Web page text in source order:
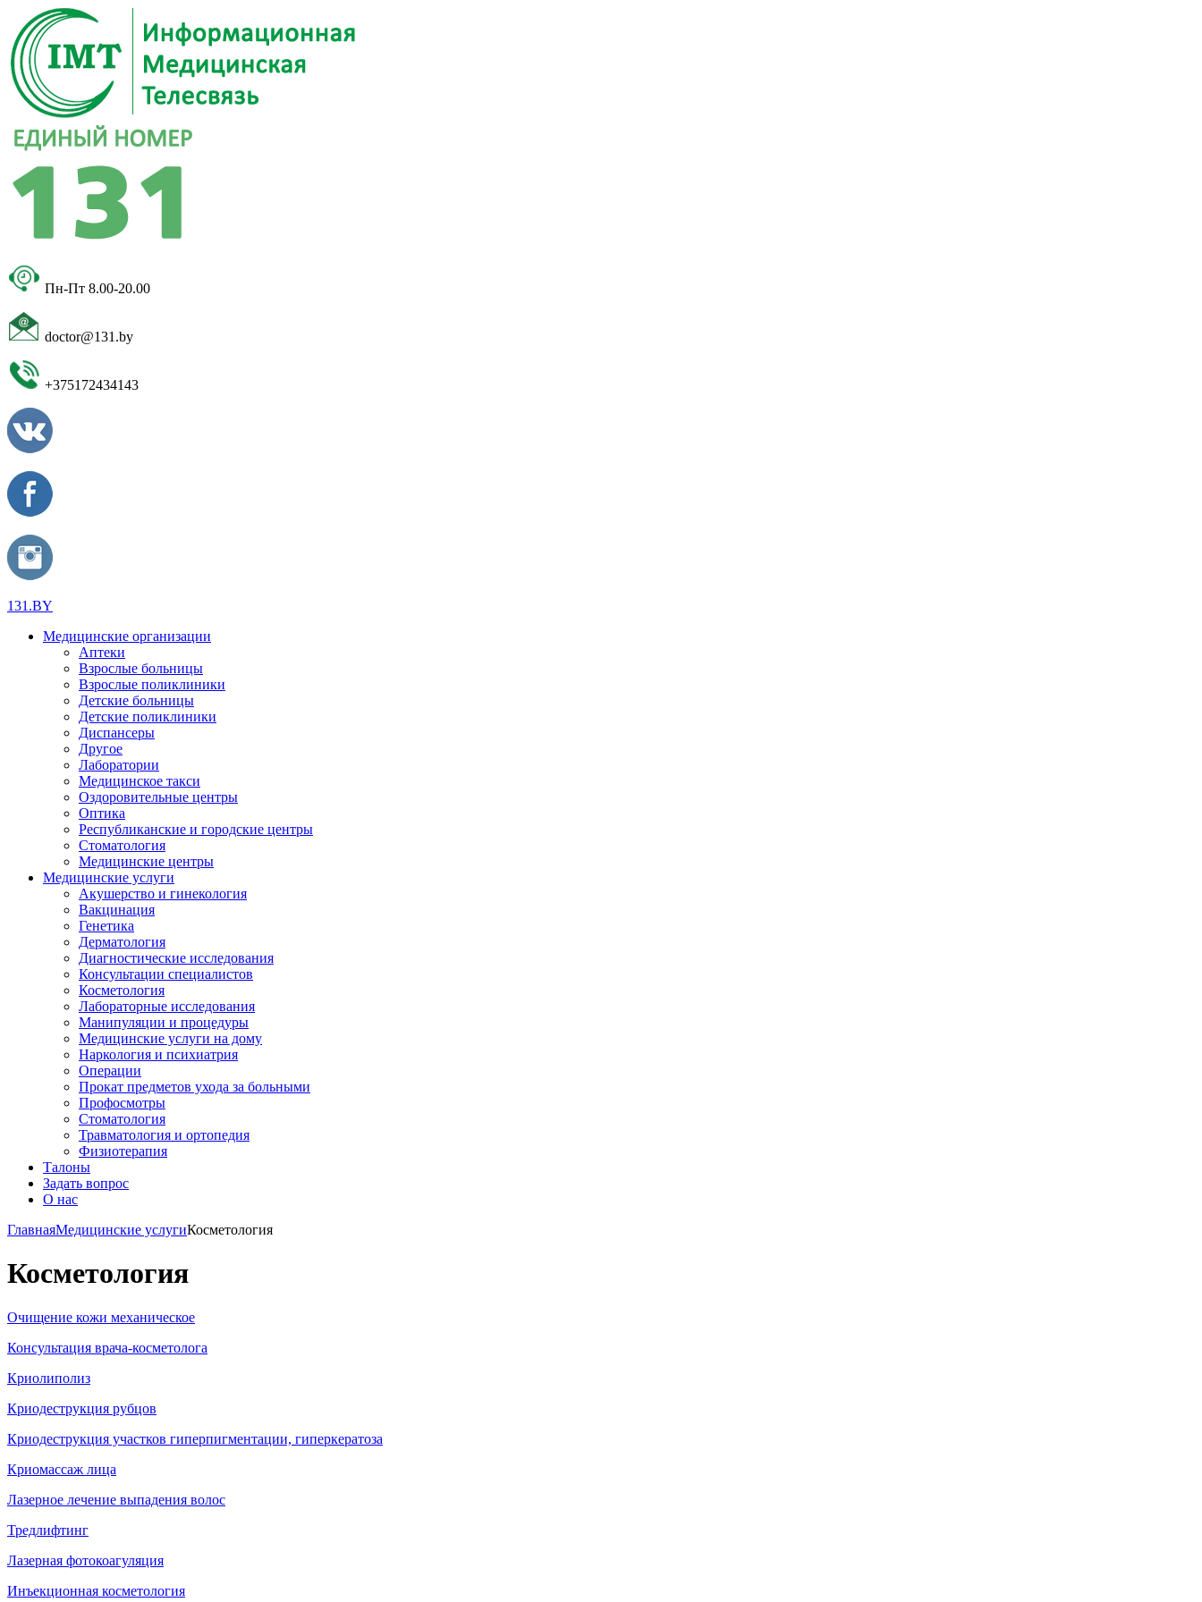
Пн-Пт 8.00-20.00
doctor@131.by
+375172434143
131.BY
Медицинские организации
Аптеки
Взрослые больницы
Взрослые поликлиники
Детские больницы
Детские поликлиники
Диспансеры
Другое
Лаборатории
Медицинское такси
Оздоровительные центры
Оптика
Республиканские и городские центры
Стоматология
Медицинские центры
Медицинские услуги
Акушерство и гинекология
Вакцинация
Генетика
Дерматология
Диагностические исследования
Консультации специалистов
Косметология
Лабораторные исследования
Манипуляции и процедуры
Медицинские услуги на дому
Наркология и психиатрия
Операции
Прокат предметов ухода за больными
Профосмотры
Стоматология
Травматология и ортопедия
Физиотерапия
Талоны
Задать вопрос
О нас
ГлавнаяМедицинские услугиКосметология
Косметология
Очищение кожи механическое
Консультация врача-косметолога
Криолиполиз
Криодеструкция рубцов
Криодеструкция участков гиперпигментации, гиперкератоза
Криомассаж лица
Лазерное лечение выпадения волос
Тредлифтинг
Лазерная фотокоагуляция
Инъекционная косметология